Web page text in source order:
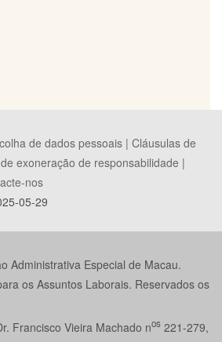
de dados pessoais | Cláusulas de
exoneração de responsabilidade |
nos
05-29
Administrativa Especial de Macau.
os Assuntos Laborais. Reservados os
Francisco Vieira Machado nos 221-279,